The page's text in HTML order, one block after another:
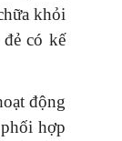
khỏi
có kế
động
hợp